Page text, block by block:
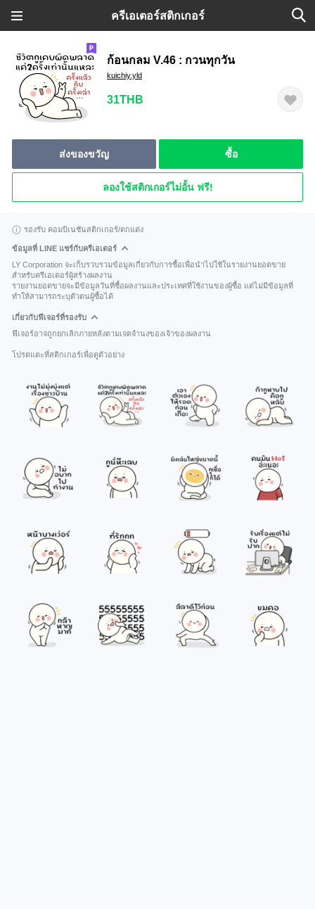
ครีเอเตอร์สติกเกอร์
ก้อนกลม V.46 : กวนทุกวัน
kuichiy.yld
31THB
ส่งของขวัญ ซื้อ
ลองใช้สติกเกอร์ไม่อั้น ฟรี!
รองรับ คอมบิเนชันสติกเกอร์/ตกแต่ง
ข้อมูลที่ LINE แชร์กับครีเอเตอร์
LY Corporation จะเก็บรวบรวมข้อมูลเกี่ยวกับการซื้อเพื่อนำไปใช้ในรายงานยอดขาย
สำหรับครีเอเตอร์ผู้สร้างผลงาน
รายงานยอดขายจะมีข้อมูลวันที่ซื้อผลงานและประเทศที่ใช้งานของผู้ซื้อ แต่ไม่มีข้อมูลที่
ทำให้สามารถระบุตัวตนผู้ซื้อได้
เกี่ยวกับฟีเจอร์ที่รองรับ
ฟีเจอร์อาจถูกยกเลิกภายหลังตามเจตจำนงของเจ้าของผลงาน
โปรดแตะที่สติกเกอร์เพื่อดูตัวอย่าง